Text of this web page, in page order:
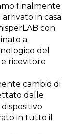
finalmente
in casa
con
a
del
ricevitore
cambio di
dalle
in tutto il